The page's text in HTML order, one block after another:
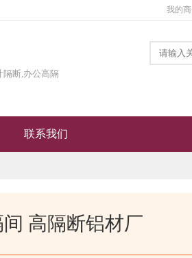
我的
隔断,办公高隔
联系我们
高隔断铝材厂